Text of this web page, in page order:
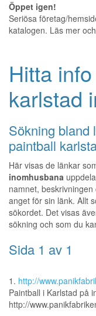
Öppet igen!
Seriösa företag/
katalogen. Läs mer
Hitta
karlstad
Sökning bland
paintball
Här visas de länkar
inomhusbana
namnet,
anget för sin länk. Allt
sökordet. Det visas
sökning och som du
Sida 1 av 1
1. http://
Paintball i Karlstad på
http://